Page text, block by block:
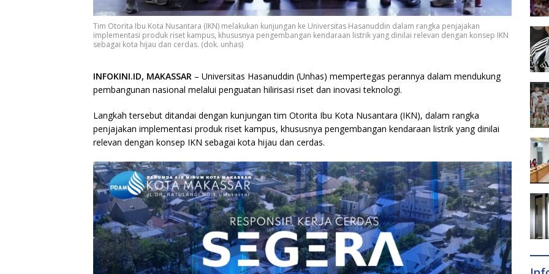
Tim Otorita Ibu Kota Nusantara (IKN) melakukan kunjungan ke Universitas Hasanuddin dalam rangka penjajakan
implementasi produk riset kampus, khususnya pengembangan kendaraan listrik yang dinilai relevan dengan konsep IKN
sebagai kota hijau dan cerdas. (dok. unhas)
INFOKINI.ID, MAKASSAR – Universitas Hasanuddin (Unhas) mempertegas perannya dalam mendukung
pembangunan nasional melalui penguatan hilirisasi riset dan inovasi teknologi.
Langkah tersebut ditandai dengan kunjungan tim Otorita Ibu Kota Nusantara (IKN), dalam rangka
penjajakan implementasi produk riset kampus, khususnya pengembangan kendaraan listrik yang dinilai
relevan dengan konsep IKN sebagai kota hijau dan cerdas.